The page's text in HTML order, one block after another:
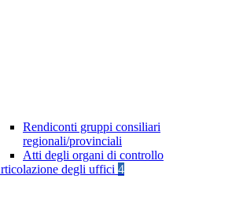
Rendiconti gruppi consiliari
regionali/provinciali
Atti degli organi di controllo
degli uffici 4